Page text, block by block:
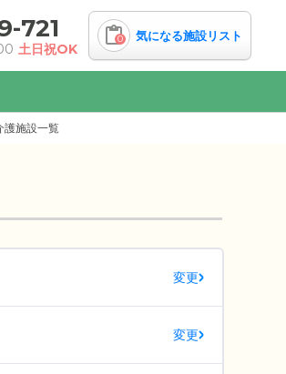
721
土日祝OK
0 気になる施設リスト
護施設一覧
変更
変更